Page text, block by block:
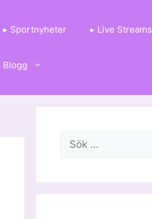
▸ Sportnyheter ▸ Live Streams
Blogg
Sök
efter: